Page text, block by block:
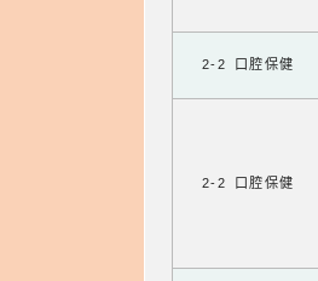
2-2 口腔保健
2-2 口腔保健